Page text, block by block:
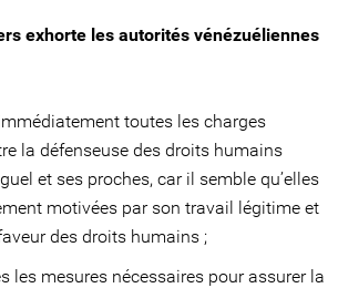
exhorte les autorités vénézuéliennes
toutes les charges
la défenseuse des droits humains
et ses proches, car il semble qu’elles
motivées par son travail légitime et
des droits humains ;
les mesures nécessaires pour assurer la